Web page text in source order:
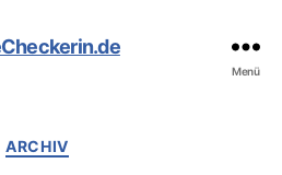
Menü
Kategorien
ARCHIV